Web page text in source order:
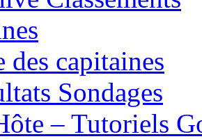
des capitaines
Sondages
– Tutoriels